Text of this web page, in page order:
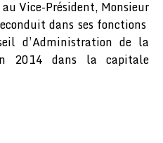
Vice-Président, Monsieur
dans ses fonctions
d’Administration de la
2014 dans la capitale